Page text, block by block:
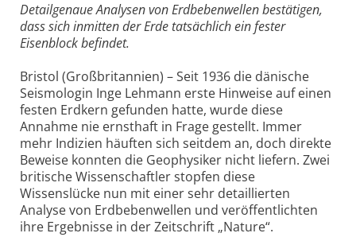
Detailgenaue Analysen von Erdbebenwellen bestätigen,
dass sich inmitten der Erde tatsächlich ein fester
Eisenblock befindet.
Bristol (Großbritannien) – Seit 1936 die dänische
Seismologin Inge Lehmann erste Hinweise auf einen
festen Erdkern gefunden hatte, wurde diese
Annahme nie ernsthaft in Frage gestellt. Immer
mehr Indizien häuften sich seitdem an, doch direkte
Beweise konnten die Geophysiker nicht liefern. Zwei
britische Wissenschaftler stopfen diese
Wissenslücke nun mit einer sehr detaillierten
Analyse von Erdbebenwellen und veröffentlichten
ihre Ergebnisse in der Zeitschrift „Nature“.